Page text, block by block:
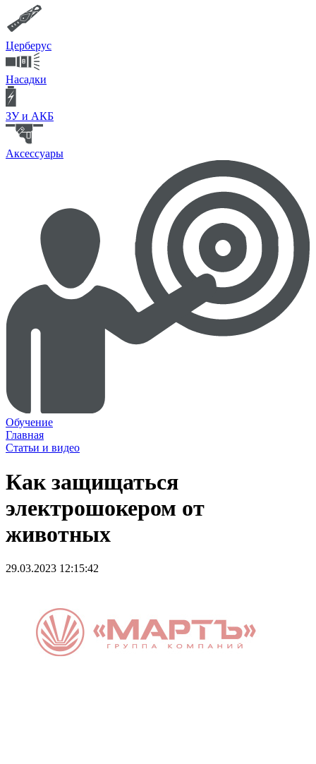
Церберус
Насадки
ЗУ и АКБ
Аксессуары
Обучение
Главная
Статьи и видео
Как защищаться
электрошокером от
животных
29.03.2023 12:15:42